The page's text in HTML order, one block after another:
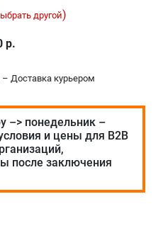
другой)
р.
Доставка курьером
–> понедельник –
и цены для В2В
после заключения